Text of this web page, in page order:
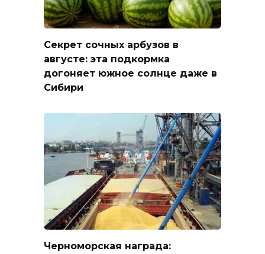
Секрет сочных арбузов в
августе: эта подкормка
догоняет южное солнце даже в
Сибири
Черноморская награда: